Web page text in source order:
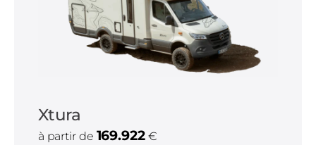
Xtura
à partir de 169.922€